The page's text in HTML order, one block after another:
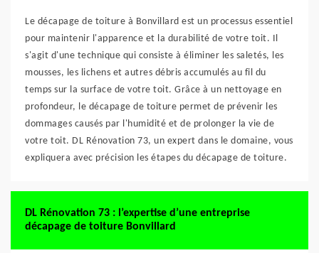
Le décapage de toiture à Bonvillard est un processus essentiel
pour maintenir l'apparence et la durabilité de votre toit. Il
s'agit d'une technique qui consiste à éliminer les saletés, les
mousses, les lichens et autres débris accumulés au fil du
temps sur la surface de votre toit. Grâce à un nettoyage en
profondeur, le décapage de toiture permet de prévenir les
dommages causés par l'humidité et de prolonger la vie de
votre toit. DL Rénovation 73, un expert dans le domaine, vous
expliquera avec précision les étapes du décapage de toiture.
DL Rénovation 73 : l’expertise d’une entreprise
décapage de toiture Bonvillard